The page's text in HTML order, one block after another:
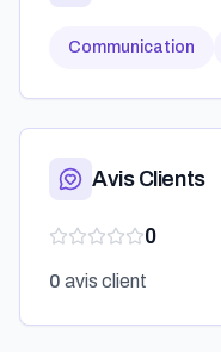
Communication
Avis Clients
0
0 avis client